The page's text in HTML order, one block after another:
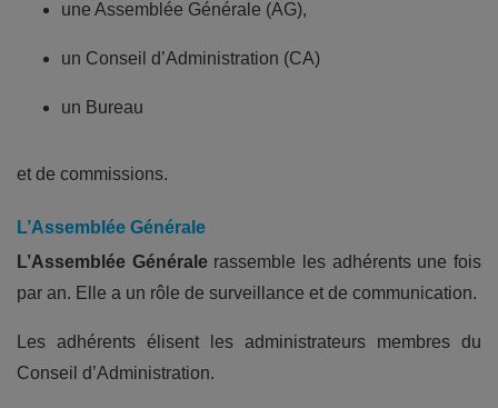
une Assemblée Générale (AG),
un Conseil d’Administration (CA)
un Bureau
et de commissions.
L’Assemblée Générale
L’Assemblée Généralerassemble les adhérents une fois
par an. Elle a un rôle de surveillance et de communication.
Les adhérents élisent les administrateurs membres du
Conseil d’Administration.